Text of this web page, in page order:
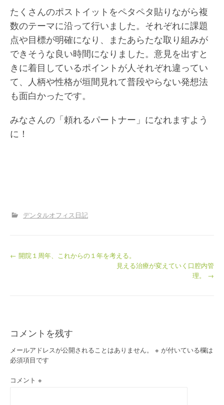
たくさんのポストイットをペタペタ貼りながら複
数のテーマに沿って行いました。それぞれに課題
点や目標が明確になり、またあらたな取り組みが
できそうな良い時間になりました。意見を出すと
きに着目しているポイントが人それぞれ違ってい
て、人柄や性格が垣間見れて普段やらない発想法
も面白かったです。
みなさんの「頼れるパートナー」になれますよう
に！
デンタルオフィス日記
投
ー
シ
ョ
← 開院１周年、これからの１年を考える。
見える治療が変えていく口腔内管
理。 →
コメントを残す
メールアドレスが公開されることはありません。 ※ が付いている欄は
必須項目です
コメント ※